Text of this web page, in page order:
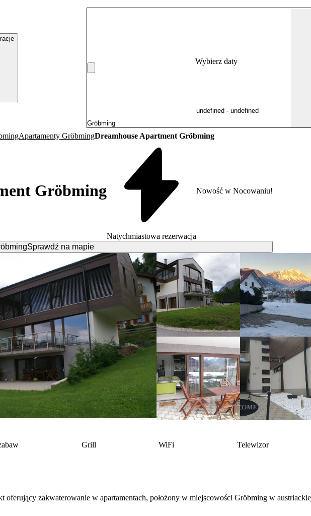
Wybierz daty
Apartamenty GröbmingDreamhouse Apartment Gröbming
Gröbming
Natychmiastowa rezerwacja
Nowość w Nocowaniu!
Sprawdź na mapie
Grill WiFi Telewizor
oferujący zakwaterowanie w apartamentach, położony w miejscowości Gröbming w